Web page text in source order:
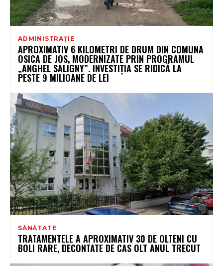
ADMINISTRAȚIE
APROXIMATIV 6 KILOMETRI DE DRUM DIN COMUNA
OSICA DE JOS, MODERNIZATE PRIN PROGRAMUL
„ANGHEL SALIGNY”. INVESTIȚIA SE RIDICĂ LA
PESTE 9 MILIOANE DE LEI
SĂNĂTATE
TRATAMENTELE A APROXIMATIV 30 DE OLTENI CU
BOLI RARE, DECONTATE DE CAS OLT ANUL TRECUT